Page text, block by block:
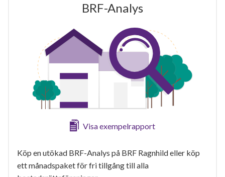
BRF-Analys
Visa exempelrapport
Köp en utökad BRF-Analys på BRF Ragnhild eller köp
ett månadspaket för fri tillgång till alla